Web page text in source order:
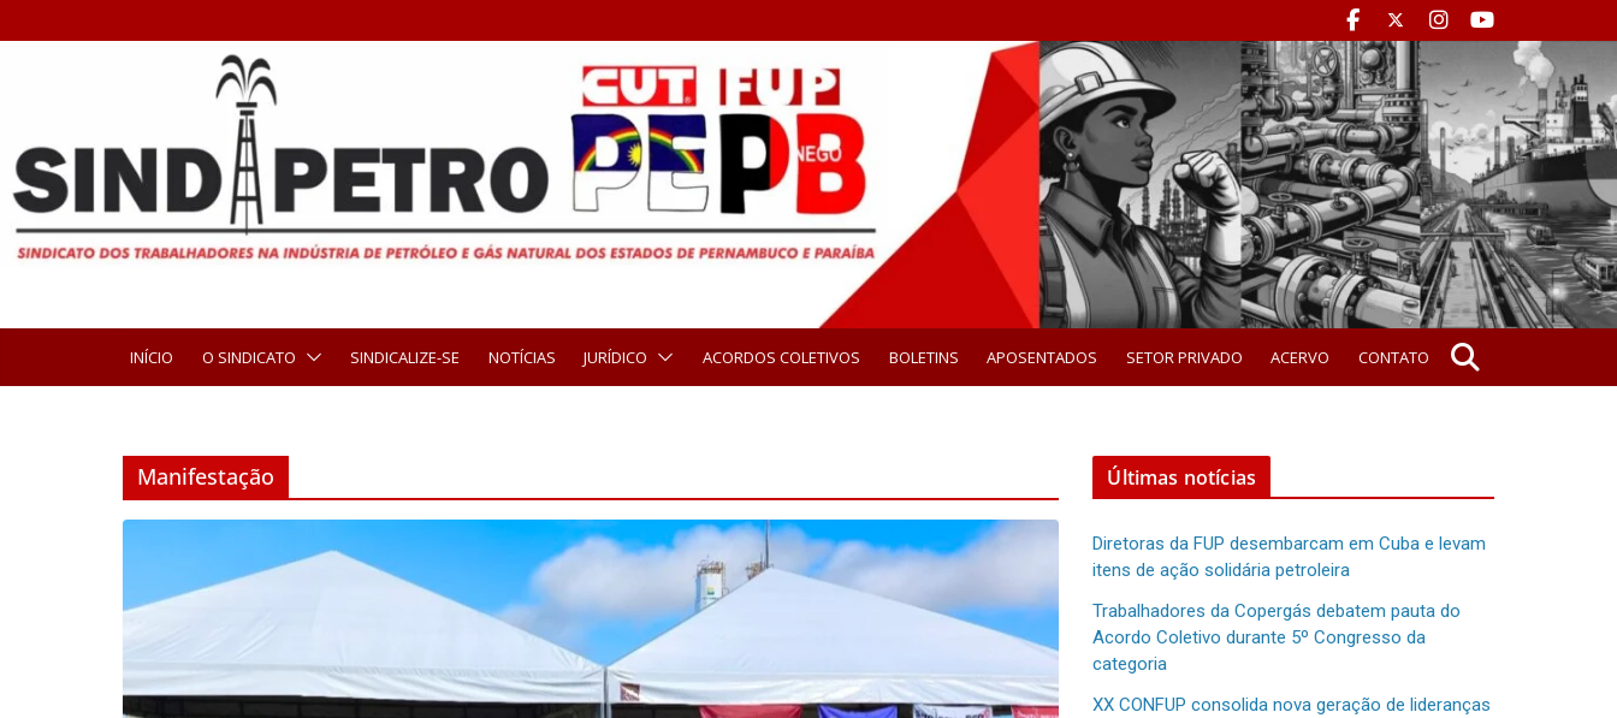
INÍCIO O SINDICATO SINDICALIZE-SE NOTÍCIAS JURÍDICO ACORDOS COLETIVOS BOLETINS APOSENTADOS SETOR PRIVADO ACERVO CONTATO
Manifestação Últimas notícias
Diretoras da FUP desembarcam em Cuba e levam
itens de ação solidária petroleira
Trabalhadores da Copergás debatem pauta do
Acordo Coletivo durante 5º Congresso da
categoria
XX CONFUP consolida nova geração de lideranças